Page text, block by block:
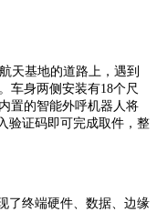
天基地的道路上，遇到
车身两侧安装有18个尺
置的智能外呼机器人将
验证码即可完成取件，整
了终端硬件、数据、边缘